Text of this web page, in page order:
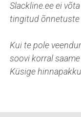
Slackline.ee ei
tingitud õnnetuste
Kui te pole
soovi korral
Küsige